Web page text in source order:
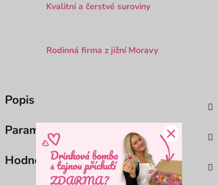
Kvalitní a čerstvé suroviny
Rodinná firma z jižní Moravy
Popis
Parametry
Hodnocení